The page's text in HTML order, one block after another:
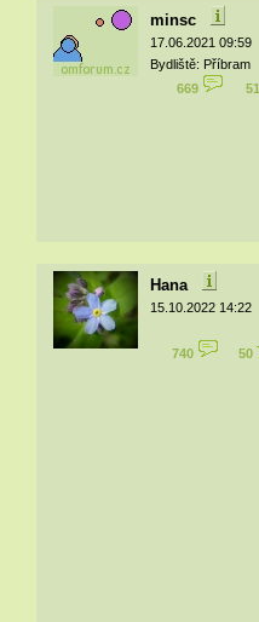
minsc
17.06.2021 09:59
Bydliště: Příbram
669
51
Hana
15.10.2022 14:22
740 50